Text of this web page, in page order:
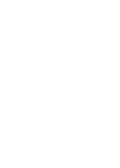
.
키세요.